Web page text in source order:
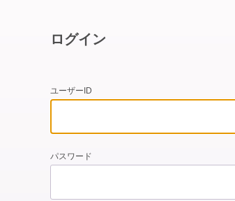
ログイン
ユーザーID
パスワード